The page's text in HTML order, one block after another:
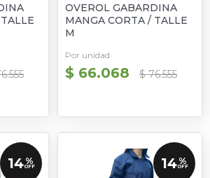
OVEROL GABARDINA
MANGA CORTA / TALLE
M
Por unidad
$ 66.068 $ 76.555
14 %
OFF 14 %
OFF